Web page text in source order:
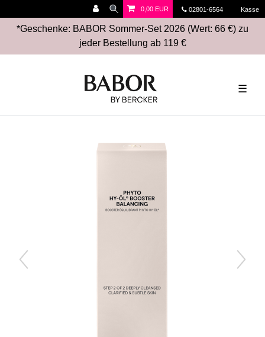
02801-6564 Kasse
0,00 EUR
*Geschenke: BABOR Sommer-Set 2026 (Wert: 66 €) zu
jeder Bestellung ab 119 €
☰